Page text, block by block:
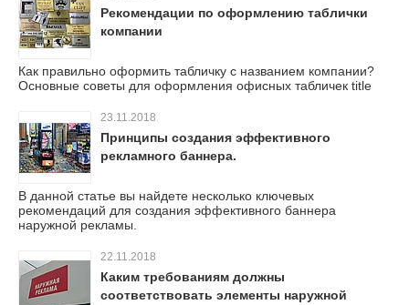
Рекомендации по оформлению таблички
компании
Как правильно оформить табличку с названием компании?
Основные советы для оформления офисных табличек title
23.11.2018
Принципы создания эффективного
рекламного баннера.
В данной статье вы найдете несколько ключевых
рекомендаций для создания эффективного баннера
наружной рекламы.
22.11.2018
Каким требованиям должны
соответствовать элементы наружной